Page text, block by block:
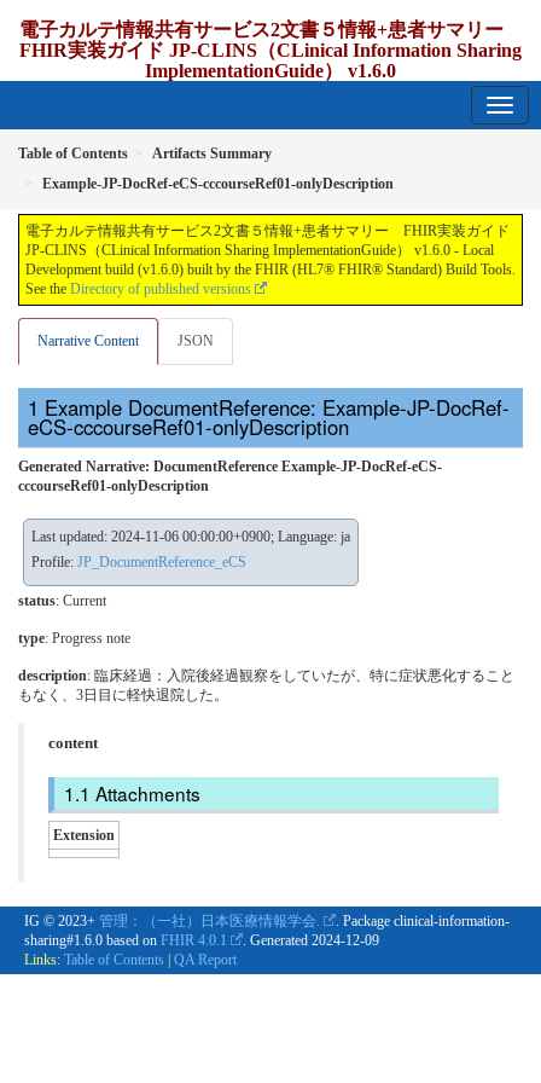
電子カルテ情報共有サービス2文書５情報+患者サマリー
FHIR実装ガイド JP-CLINS（CLinical Information Sharing
ImplementationGuide） v1.6.0
Table of Contents
Artifacts Summary
Example-JP-DocRef-eCS-cccourseRef01-onlyDescription
電子カルテ情報共有サービス2文書５情報+患者サマリー FHIR実装ガイド
JP-CLINS（CLinical Information Sharing ImplementationGuide） v1.6.0 - Local
Development build (v1.6.0) built by the FHIR (HL7® FHIR® Standard) Build Tools.
See the Directory of published versions
Narrative Content JSON
Example DocumentReference: Example-JP-DocRef-
eCS-cccourseRef01-onlyDescription
Generated Narrative: DocumentReference Example-JP-DocRef-eCS-
cccourseRef01-onlyDescription
Last updated: 2024-11-06 00:00:00+0900; Language: ja
Profile: JP_DocumentReference_eCS
status: Current
type: Progress note
description: 臨床経過：入院後経過観察をしていたが、特に症状悪化すること
もなく、3日目に軽快退院した。
content
Attachments
Extension
IG © 2023+ 管理：（一社）日本医療情報学会.
. Package clinical-information-
sharing#1.6.0 based on FHIR 4.0.1 . Generated 2024-12-09
Links: Table of Contents QA Report